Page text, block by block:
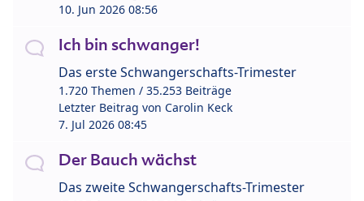
10. Jun 2026 08:56
Ich bin schwanger!
Das erste Schwangerschafts-Trimester
1.720 Themen / 35.253 Beiträge
Letzter Beitrag von Carolin Keck
7. Jul 2026 08:45
Der Bauch wächst
Das zweite Schwangerschafts-Trimester